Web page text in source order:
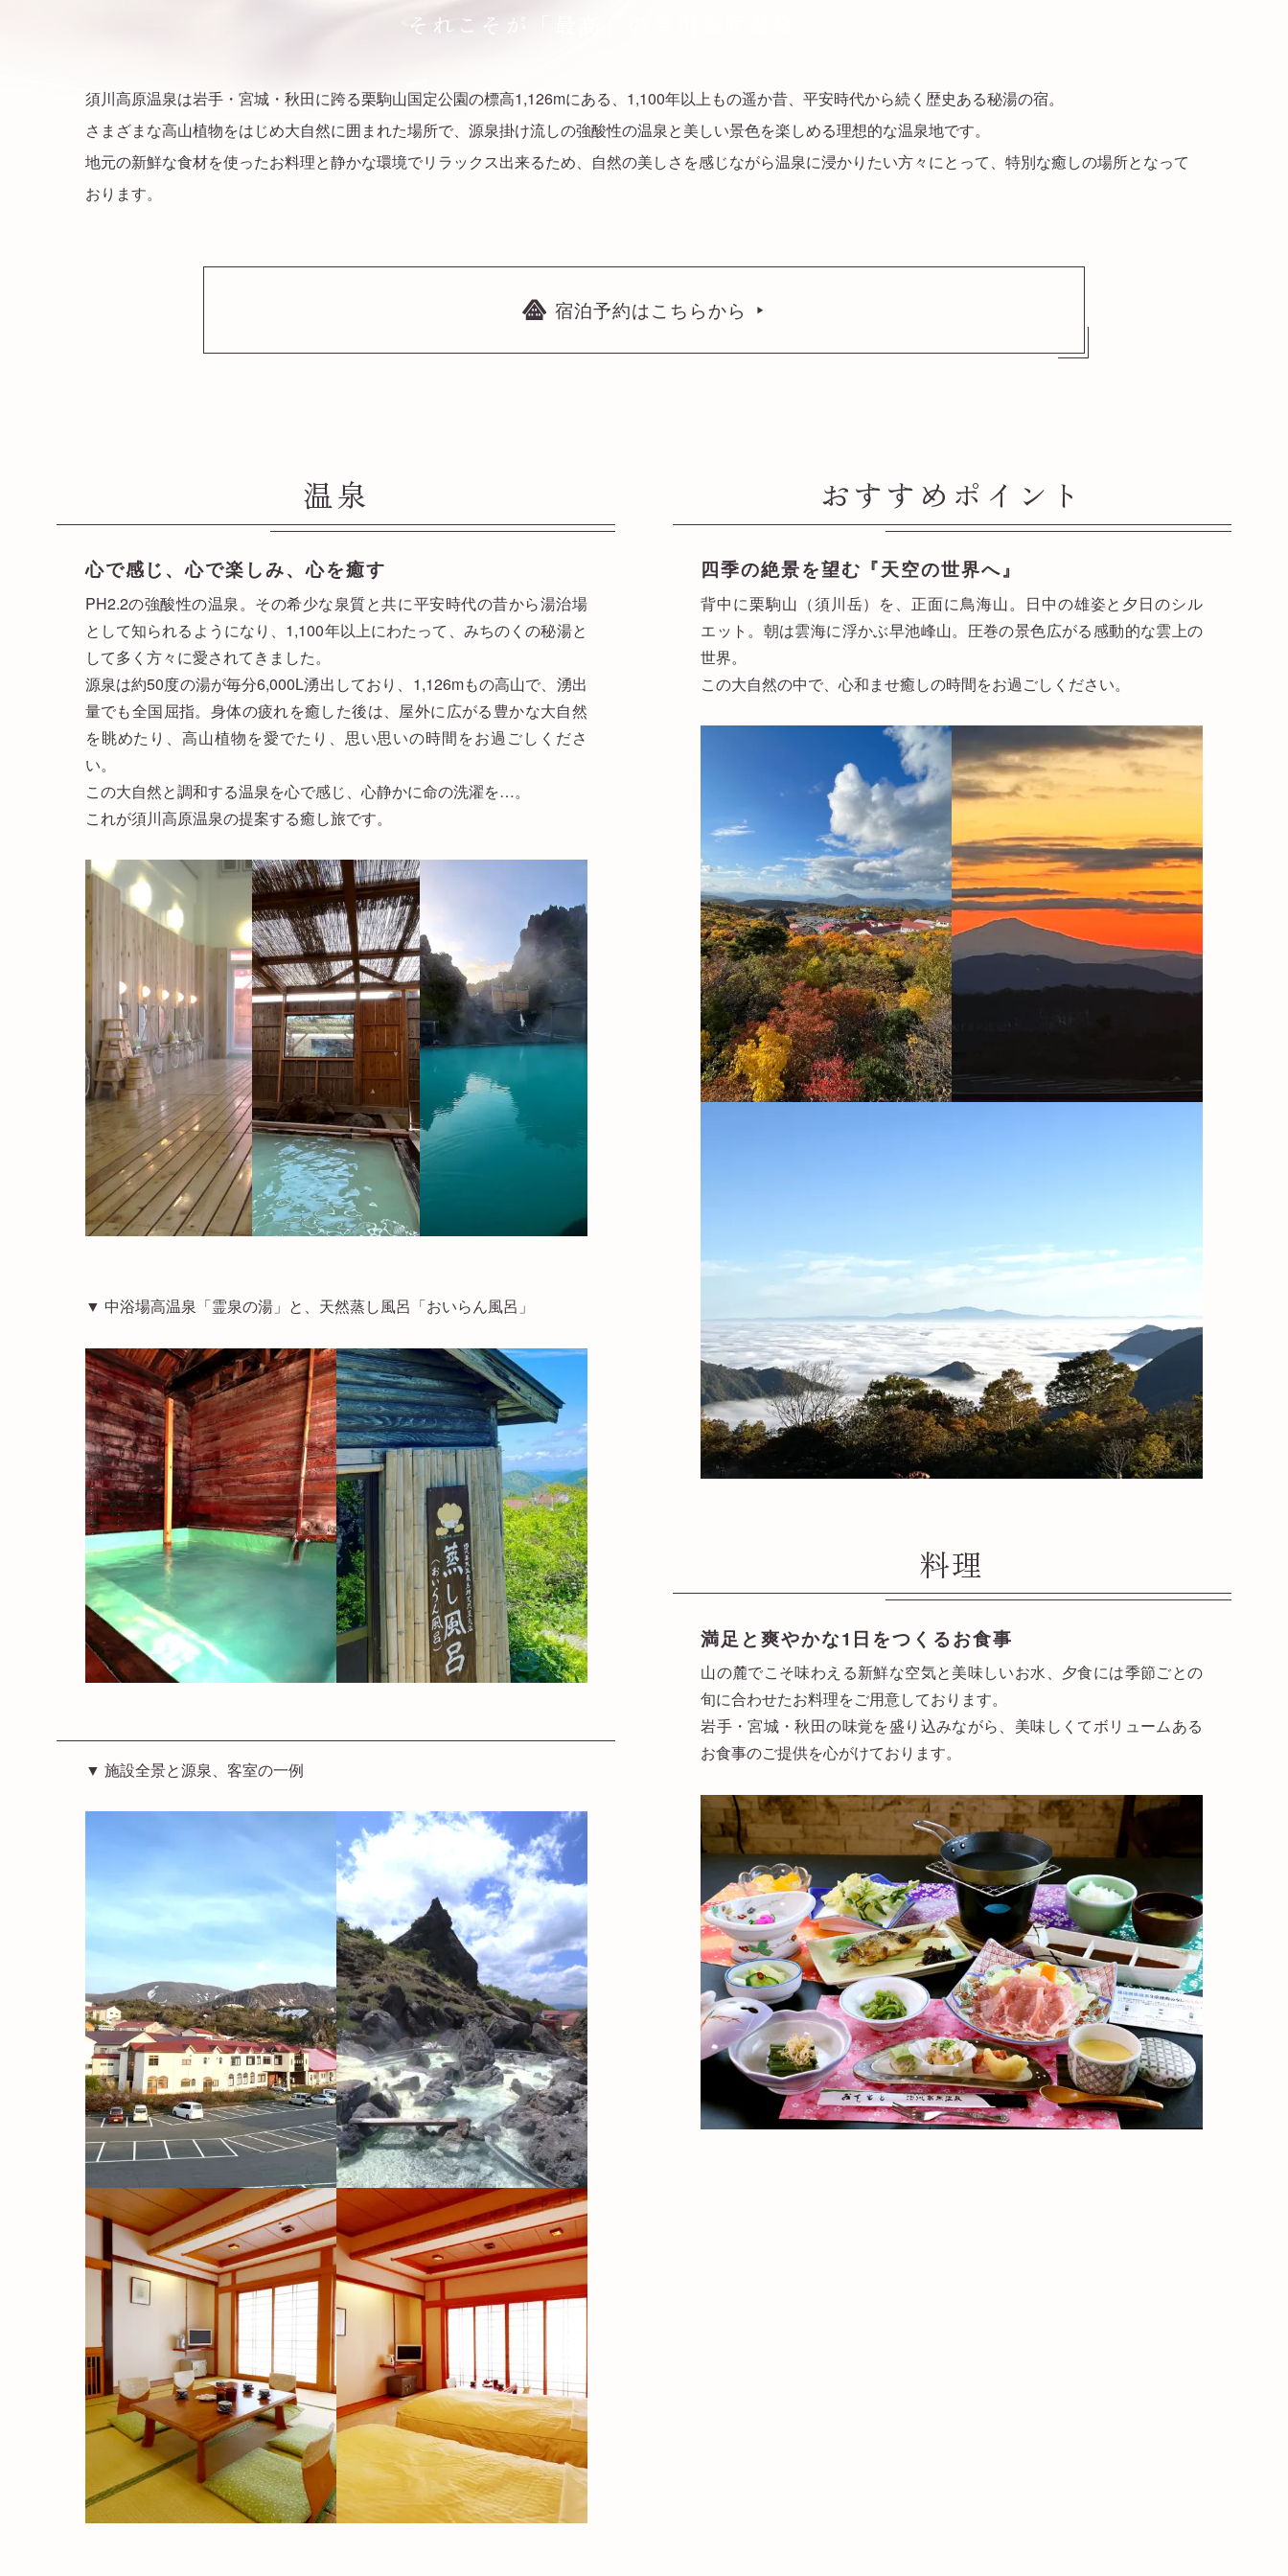
それこそが「最高」の
須川高原温泉は岩手・宮城・秋田に跨る栗駒山国定公園の標高1,126mにある、1,100年以上もの遥か昔、平安時代から続く歴史ある秘湯の宿。
さまざまな高山植物をはじめ大自然に囲まれた場所で、源泉掛け流しの強酸性の温泉と美しい景色を楽しめる理想的な温泉地です。
地元の新鮮な食材を使ったお料理と静かな環境でリラックス出来るため、自然の美しさを感じながら温泉に浸かりたい方々にとって、特別な癒しの場所となって
おります。
宿泊予約はこちらから
温泉
心で感じ、心で楽しみ、心を癒す
PH2.2の強酸性の温泉。その希少な泉質と共に平安時代の昔から湯治場
として知られるようになり、1,100年以上にわたって、みちのくの秘湯と
して多く方々に愛されてきました。
源泉は約50度の湯が毎分6,000L湧出しており、1,126mもの高山で、湧出
量でも全国屈指。身体の疲れを癒した後は、屋外に広がる豊かな大自然
を眺めたり、高山植物を愛でたり、思い思いの時間をお過ごしくださ
い。
この大自然と調和する温泉を心で感じ、心静かに命の洗濯を…。
これが須川高原温泉の提案する癒し旅です。
▼ 中浴場高温泉「霊泉の湯」と、天然蒸し風呂「おいらん風呂」
▼ 施設全景と源泉、客室の一例
おすすめポイント
四季の絶景を望む『天空の世界へ』
背中に栗駒山（須川岳）を、正面に鳥海山。日中の雄姿と夕日のシル
エット。朝は雲海に浮かぶ早池峰山。圧巻の景色広がる感動的な雲上の
世界。
この大自然の中で、心和ませ癒しの時間をお過ごしください。
料理
満足と爽やかな1日をつくるお食事
山の麓でこそ味わえる新鮮な空気と美味しいお水、夕食には季節ごとの
旬に合わせたお料理をご用意しております。
岩手・宮城・秋田の味覚を盛り込みながら、美味しくてボリュームある
お食事のご提供を心がけております。